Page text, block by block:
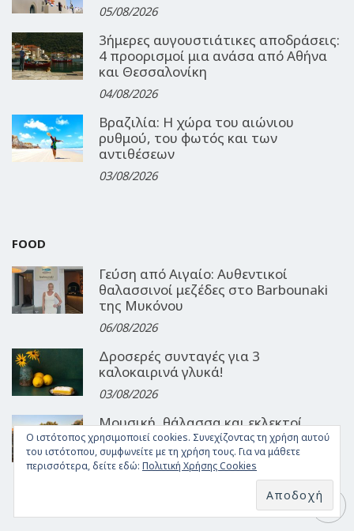
05/08/2026
3ήμερες αυγουστιάτικες αποδράσεις:
4 προορισμοί μια ανάσα από Αθήνα
και Θεσσαλονίκη
04/08/2026
Βραζιλία: Η χώρα του αιώνιου
ρυθμού, του φωτός και των
αντιθέσεων
03/08/2026
FOOD
Γεύση από Αιγαίο: Αυθεντικοί
θαλασσινοί μεζέδες στο Barbounaki
της Μυκόνου
06/08/2026
Δροσερές συνταγές για 3
καλοκαιρινά γλυκά!
03/08/2026
Μουσική, θάλασσα και εκλεκτοί
μεζέδες: Τα καλοκαιρινά βράδια στο
Ouzeri του GRL
30/07/2026
Ο ιστότοπος χρησιμοποιεί cookies. Συνεχίζοντας τη χρήση αυτού
του ιστότοπου, συμφωνείτε με τη χρήση τους. Για να μάθετε
περισσότερα, δείτε εδώ: Πολιτική Χρήσης Cookies